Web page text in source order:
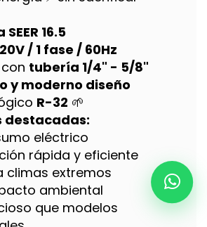
16.5
/ 1 fase / 60Hz
tubería 1/4" - 5/8"
y moderno diseño
R-32 🌱
destacadas:
eléctrico
rápida y eficiente
climas extremos
ambiental
que modelos